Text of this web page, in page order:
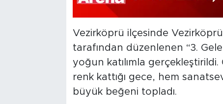
Vezirköprü ilçesinde
tarafından düzenlenen “3.
yoğun katılımla
renk kattığı gece, hem
büyük beğeni topladı.